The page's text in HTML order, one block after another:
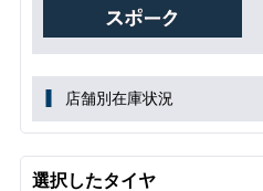
店舗別在庫状況
選択したタイヤ